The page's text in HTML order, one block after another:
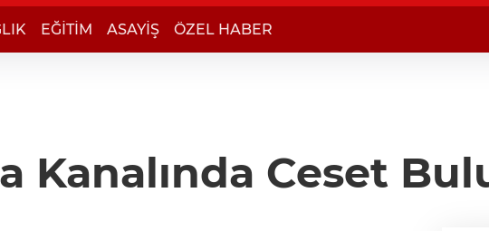
EĞİTİM ASAYİŞ ÖZEL HABER
Kanalında Ceset